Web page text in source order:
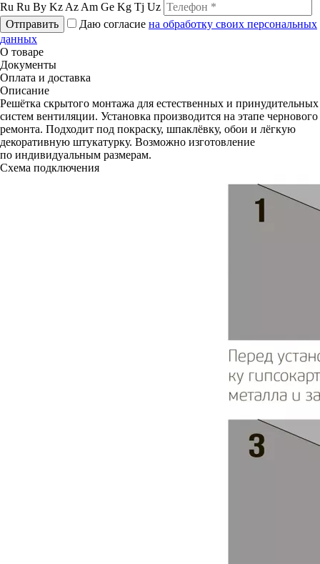
Ru Ru By Kz Az Am Ge Kg Tj Uz
Отправить
Даю согласие на обработку своих персональных
данных
О товаре
Документы
Оплата и доставка
Описание
Решётка скрытого монтажа для естественных и принудительных
систем вентиляции. Установка производится на этапе чернового
ремонта. Подходит под покраску, шпаклёвку, обои и лёгкую
декоративную штукатурку. Возможно изготовление
по индивидуальным размерам.
Схема подключения